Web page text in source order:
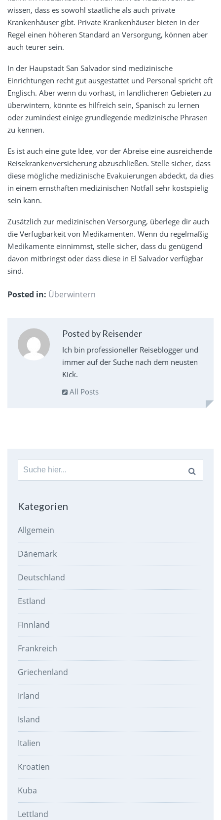
wissen, dass es sowohl staatliche als auch private
Krankenhäuser gibt. Private Krankenhäuser bieten in der
Regel einen höheren Standard an Versorgung, können aber
auch teurer sein.
In der Haupstadt San Salvador sind medizinische
Einrichtungen recht gut ausgestattet und Personal spricht oft
Englisch. Aber wenn du vorhast, in ländlicheren Gebieten zu
überwintern, könnte es hilfreich sein, Spanisch zu lernen
oder zumindest einige grundlegende medizinische Phrasen
zu kennen.
Es ist auch eine gute Idee, vor der Abreise eine ausreichende
Reisekrankenversicherung abzuschließen. Stelle sicher, dass
diese mögliche medizinische Evakuierungen abdeckt, da dies
in einem ernsthaften medizinischen Notfall sehr kostspielig
sein kann.
Zusätzlich zur medizinischen Versorgung, überlege dir auch
die Verfügbarkeit von Medikamenten. Wenn du regelmäßig
Medikamente einnimmst, stelle sicher, dass du genügend
davon mitbringst oder dass diese in El Salvador verfügbar
sind.
Posted in: Überwintern
Posted by Reisender
Ich bin professioneller Reiseblogger und
immer auf der Suche nach dem neusten
Kick.
All Posts
Suche
nach:
Kategorien
Allgemein
Dänemark
Deutschland
Estland
Finnland
Frankreich
Griechenland
Irland
Island
Italien
Kroatien
Kuba
Lettland